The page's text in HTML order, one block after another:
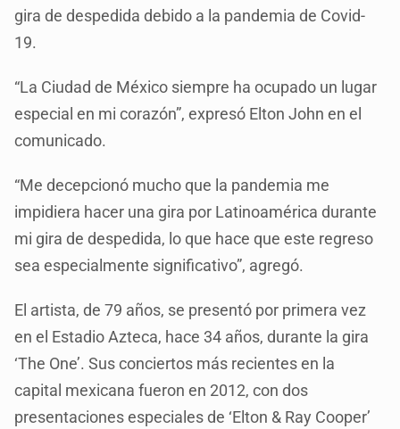
gira de despedida debido a la pandemia de Covid-
19.
“La Ciudad de México siempre ha ocupado un lugar
especial en mi corazón”, expresó Elton John en el
comunicado.
“Me decepcionó mucho que la pandemia me
impidiera hacer una gira por Latinoamérica durante
mi gira de despedida, lo que hace que este regreso
sea especialmente significativo”, agregó.
El artista, de 79 años, se presentó por primera vez
en el Estadio Azteca, hace 34 años, durante la gira
‘The One’. Sus conciertos más recientes en la
capital mexicana fueron en 2012, con dos
presentaciones especiales de ‘Elton & Ray Cooper’